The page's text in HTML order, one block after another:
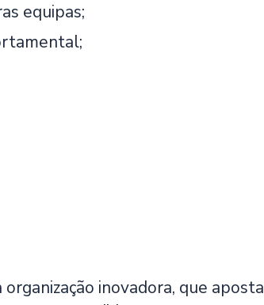
equipas;
inovadora, que aposta